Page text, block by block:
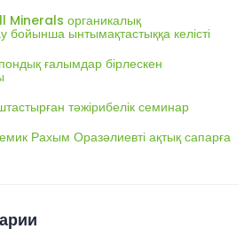
органикалық
ынтымақтастыққа келісті
ғалымдар бірлескен
тәжірибелік семинар
Рахым Оразәлиевті ақтық сапарға